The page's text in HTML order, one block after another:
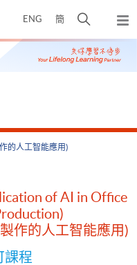
ENG 簡
開
搜
尋
彈
出
主
的人工智能應用)
of AI in Office
作的人工智能應用)
課程